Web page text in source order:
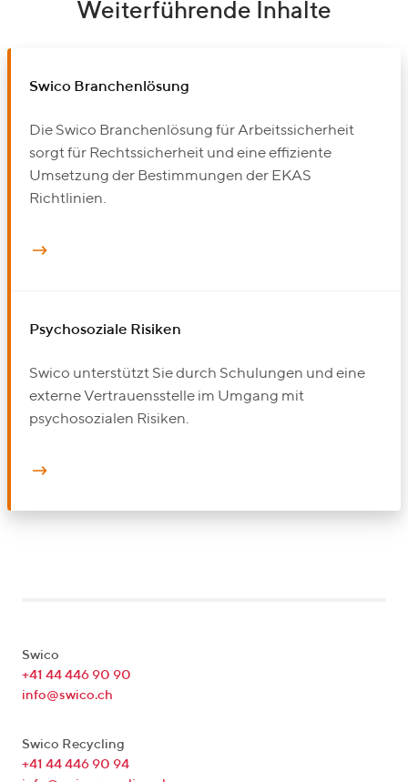
Weiterführende Inhalte
Swico Branchenlösung
Die Swico Branchenlösung für Arbeitssicherheit
sorgt für Rechtssicherheit und eine effiziente
Umsetzung der Bestimmungen der EKAS
Richtlinien.
Psychosoziale Risiken
Swico unterstützt Sie durch Schulungen und eine
externe Vertrauensstelle im Umgang mit
psychosozialen Risiken.
Swico
+41 44 446 90 90
info@swico.ch
Swico Recycling
+41 44 446 90 94